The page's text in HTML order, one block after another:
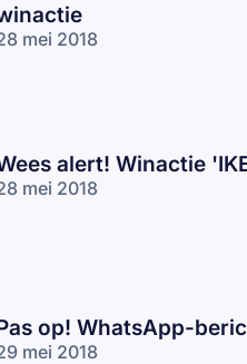
mei 2018
alert! Winactie
mei 2018
op! WhatsApp-
mei 2018